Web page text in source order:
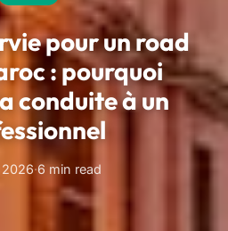
pour un road
: pourquoi
conduite à un
·6 min read